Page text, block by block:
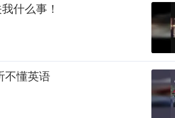
什么事！
不懂英语